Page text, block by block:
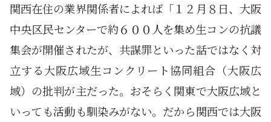
関西在住の業界関係者によれば「１２月８日、大阪
中央区民センターで約６００人を集め生コンの抗議
集会が開催されたが、共謀罪といった話ではなく対
立する大阪広域生コンクリート協同組合（大阪広
域）の批判が主だった。おそらく関東で大阪広域と
いっても活動も馴染みがない。だから関西では大阪